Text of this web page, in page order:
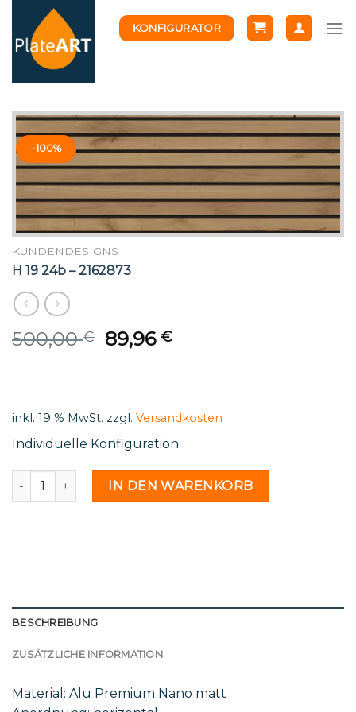
content
KONFIGURATOR
-100%
KUNDENDESIGNS
H 19 24b – 2162873
500,00€
Original
89,96€Current
inkl. 19 % MwSt. zzgl. Versandkosten
Individuelle Konfiguration
H 19 24b - 2162873 MengeIN DEN WARENKORB
BESCHREIBUNG
ZUSÄTZLICHE INFORMATION
Material: Alu Premium Nano matt